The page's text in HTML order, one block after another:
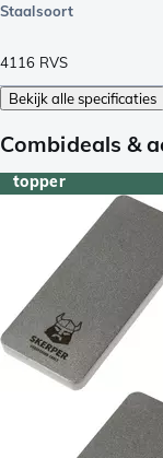
Staalsoort
4116 RVS
Bekijk alle specificaties
Combideals &
topper